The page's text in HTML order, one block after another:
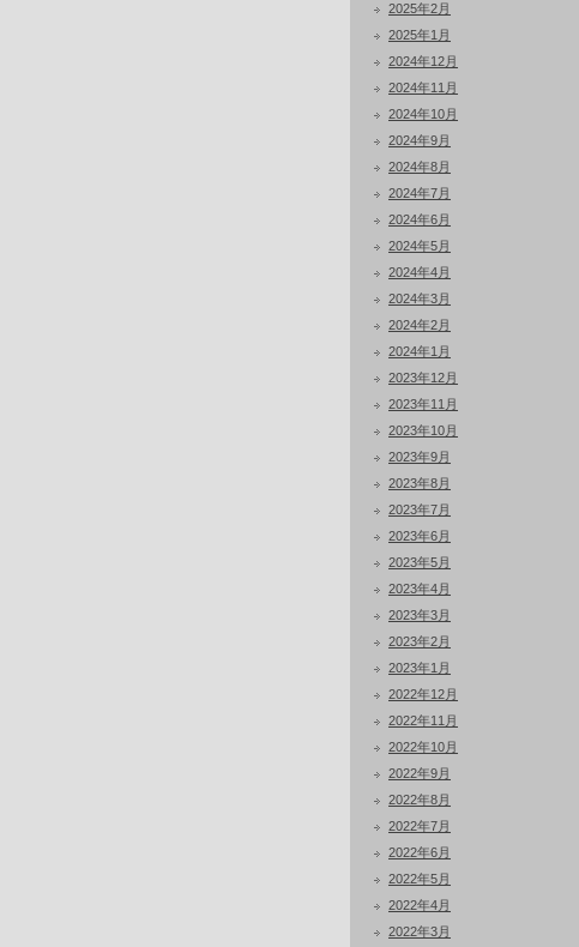
2025年2月
2025年1月
2024年12月
2024年11月
2024年10月
2024年9月
2024年8月
2024年7月
2024年6月
2024年5月
2024年4月
2024年3月
2024年2月
2024年1月
2023年12月
2023年11月
2023年10月
2023年9月
2023年8月
2023年7月
2023年6月
2023年5月
2023年4月
2023年3月
2023年2月
2023年1月
2022年12月
2022年11月
2022年10月
2022年9月
2022年8月
2022年7月
2022年6月
2022年5月
2022年4月
2022年3月